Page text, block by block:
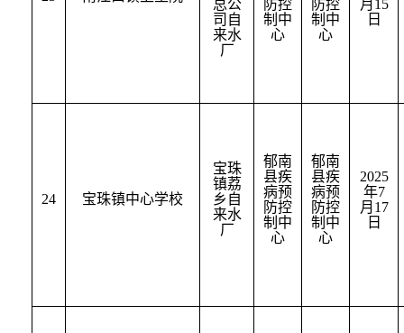
总公
司自
来水
厂
防控
制中
心
防控
制中
心
月 15
日
24 宝珠镇中心学校
宝珠
镇荔
乡自
来水
厂
郁南
县疾
病预
防控
制中
心
郁南
县疾
病预
防控
制中
心
2025
年7
月 17
日